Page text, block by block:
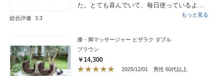
総合評価 3.3
た。とても喜んでいて、毎日使っているよう
もっと見る
膝・脚マッサージャー ヒザラク ダブル
ブラウン
￥14,300
2025/12/01 男性 60代以上